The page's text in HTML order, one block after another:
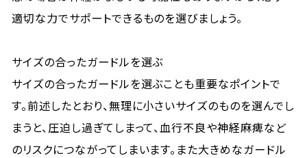
適切な力でサポートできるものを選びましょう。
サイズの合ったガードルを選ぶ
サイズの合ったガードルを選ぶことも重要なポイントで
す。前述したとおり、無理に小さいサイズのものを選んでし
まうと、圧迫し過ぎてしまって、血行不良や神経麻痺など
のリスクにつながってしまいます。また大きめなガードル